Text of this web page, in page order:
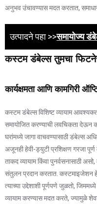
अनुभव उंचावण्यास मदत करतात,
उत्पादने पहा >>समायोज्य
कस्टम डंबेल्स तुमचा
कार्यक्षमता आणि कामगिरी
कस्टम डंबेल्स विशिष्ट व्यायाम
समायोजित करण्याची लवचिकता देऊन
घरांमध्ये जागा वाचवण्यासाठी डंबेल्स
अजूनही हेवी-ड्युटी प्रशिक्षण गरजा
ताकद व्यायाम किंवा पुनर्वसनासाठी
संतुलन प्रदान करतात. कस्टमाइजेशन
त्याच्या उद्देशाशी पूर्णपणे जुळतो,
व्यायाम करण्यास मदत करते, ज्यामुळे